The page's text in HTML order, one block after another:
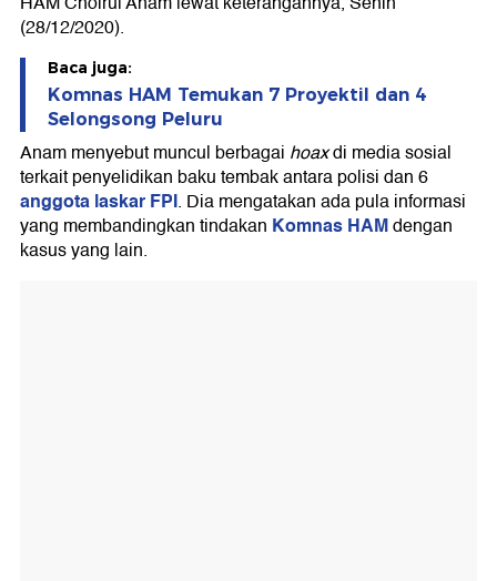
(28/12/2020).
Baca juga:
Komnas HAM Temukan 7 Proyektil dan 4
Selongsong Peluru
Anam menyebut muncul berbagai hoaxdi media sosial
terkait penyelidikan baku tembak antara polisi dan 6
anggota laskar FPI. Dia mengatakan ada pula informasi
yang membandingkan tindakan Komnas HAMdengan
kasus yang lain.